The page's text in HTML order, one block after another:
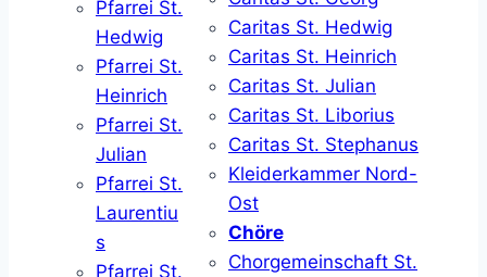
Pfarrei St.
Hedwig
Pfarrei St.
Heinrich
Pfarrei St.
Julian
Pfarrei St.
Laurentiu
s
Pfarrei St.
Caritas St. Hedwig
Caritas St. Heinrich
Caritas St. Julian
Caritas St. Liborius
Caritas St. Stephanus
Kleiderkammer Nord-
Ost
Chöre
Chorgemeinschaft St.